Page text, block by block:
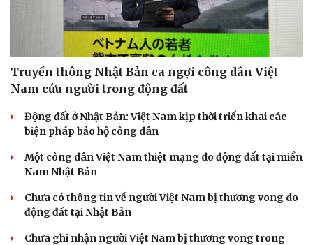
Truyền thông Nhật Bản ca ngợi công dân Việt
Nam cứu người trong động đất
Động đất ở Nhật Bản: Việt Nam kịp thời triển khai các
biện pháp bảo hộ công dân
Một công dân Việt Nam thiệt mạng do động đất tại miền
Nam Nhật Bản
Chưa có thông tin về người Việt Nam bị thương vong do
động đất tại Nhật Bản
Chưa ghi nhận người Việt Nam bị thương vong trong